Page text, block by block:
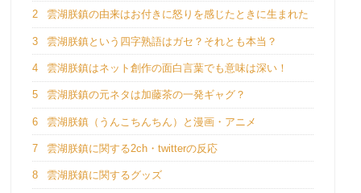
2 雲湖朕鎮の由来はお付きに怒りを感じたときに生まれた
3 雲湖朕鎮という四字熟語はガセ？それとも本当？
4 雲湖朕鎮はネット創作の面白言葉でも意味は深い！
5 雲湖朕鎮の元ネタは加藤茶の一発ギャグ？
6 雲湖朕鎮（うんこちんちん）と漫画・アニメ
7 雲湖朕鎮に関する2ch・twitterの反応
8 雲湖朕鎮に関するグッズ